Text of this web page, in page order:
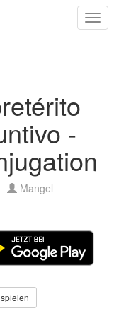
-
Mangel
spielen